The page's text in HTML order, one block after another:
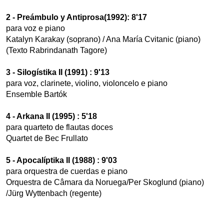
2 - Preámbulo y Antiprosa(1992): 8'17
para voz e piano
Katalyn Karakay (soprano) / Ana María Cvitanic (piano)
(Texto Rabrindanath Tagore)
3 - Silogístika II (1991) : 9'13
para voz, clarinete, violino, violoncelo e piano
Ensemble Bartók
4 - Arkana II (1995) : 5'18
para quarteto de flautas doces
Quartet de Bec Frullato
5 - Apocalíptika II (1988) : 9'03
para orquestra de cuerdas e piano
Orquestra de Câmara da Noruega/Per Skoglund (piano)
/Jürg Wyttenbach (regente)